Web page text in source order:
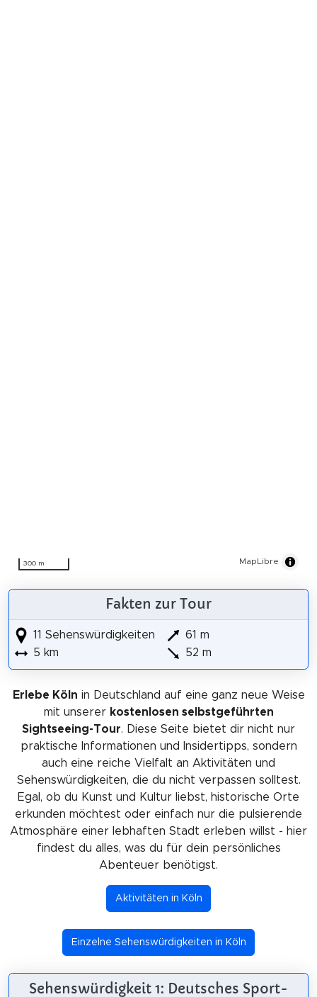
300 m MapLibre
Fakten zur Tour
11 Sehenswürdigkeiten
5 km
61 m
52 m
Erlebe Köln in Deutschland auf eine ganz neue Weise
mit unserer kostenlosen selbstgeführten
Sightseeing-Tour. Diese Seite bietet dir nicht nur
praktische Informationen und Insidertipps, sondern
auch eine reiche Vielfalt an Aktivitäten und
Sehenswürdigkeiten, die du nicht verpassen solltest.
Egal, ob du Kunst und Kultur liebst, historische Orte
erkunden möchtest oder einfach nur die pulsierende
Atmosphäre einer lebhaften Stadt erleben willst - hier
findest du alles, was du für dein persönliches
Abenteuer benötigst.
Aktivitäten in Köln
Einzelne Sehenswürdigkeiten in Köln
Sehenswürdigkeit 1: Deutsches Sport-